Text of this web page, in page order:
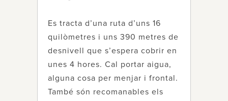
Es tracta d’una ruta d’uns 16
quilòmetres i uns 390 metres de
desnivell que s’espera cobrir en
unes 4 hores. Cal portar aigua,
alguna cosa per menjar i frontal.
També són recomanables els